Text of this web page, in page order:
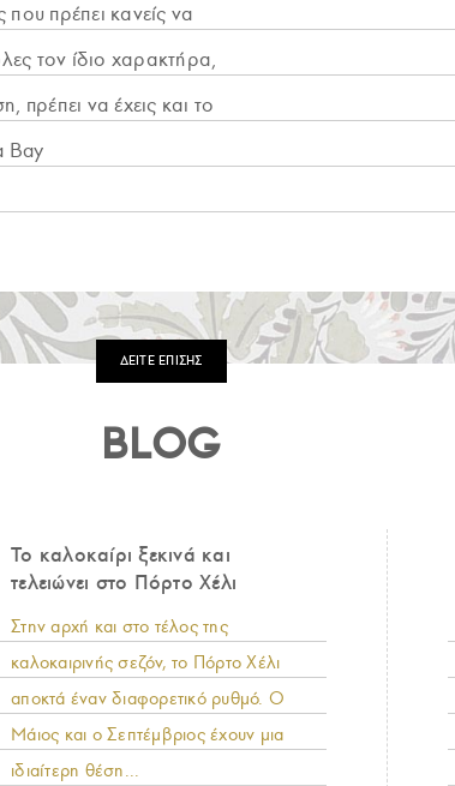
πρέπει κανείς να
τον ίδιο χαρακτήρα,
πρέπει να έχεις και το
Bay
ΔΕΙΤΕ ΕΠΙΣΗΣ
BLOG
Το καλοκαίρι ξεκινά και
τελειώνει στο Πόρτο Χέλι
Στην αρχή και στο τέλος της
καλοκαιρινής σεζόν, το Πόρτο Χέλι
αποκτά έναν διαφορετικό ρυθμό. Ο
Μάιος και ο Σεπτέμβριος έχουν μια
ιδιαίτερη θέση...